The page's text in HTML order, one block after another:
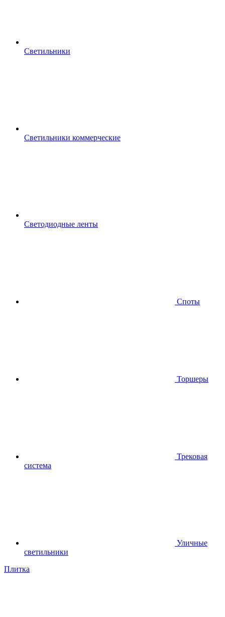
Светильники
Светильники коммерческие
Светодиодные ленты
Споты
Торшеры
Трековая
система
Уличные
светильники
Плитка